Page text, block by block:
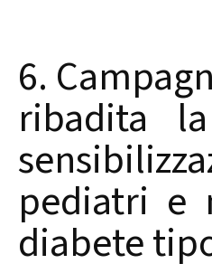
6.
ribadita
pediatri e
diabete